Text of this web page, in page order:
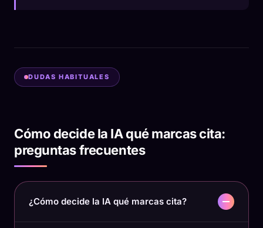
DUDAS HABITUALES
Cómo decide la IA qué marcas cita:
preguntas frecuentes
¿Cómo decide la IA qué marcas cita?